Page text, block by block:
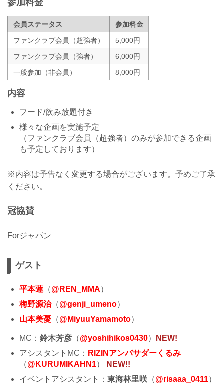
参加料金
会員ステータス
参加料金
ファンクラブ会員（超強者）
5,000円
ファンクラブ会員（強者）
6,000円
一般参加（非会員）
8,000円
内容
フード/飲み放題付き
様々な企画を実施予定
（ファンクラブ会員（超強者）のみが参加できる企画
も予定しております）
※内容は予告なく変更する場合がございます。予めご了承
ください。
冠協賛
Forジャパン
ゲスト
平本蓮 （@REN_MMA）
梅野源治（@genji_umeno）
山本美憂 （@MiyuuYamamoto）
MC： 鈴木芳彦 （@yoshihikos0430）
NEW!
アシスタントMC： RIZINアンバサダーくるみ
（@KURUMIKAHN1）
NEW!!
イベントアシスタント： 東海林里咲 （@risaaa_0411）